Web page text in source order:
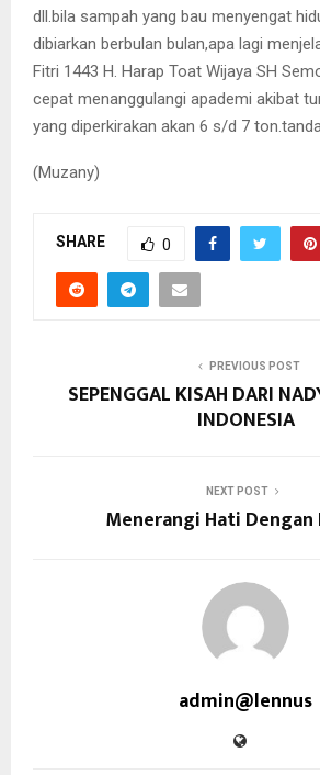
dll.bila sampah yang bau menyengat
dibiarkan berbulan bulan,apa lagi
Fitri 1443 H. Harap Toat Wijaya SH
cepat menanggulangi apademi akibat
yang diperkirakan akan 6 s/d 7
(Muzany)
SHARE 0
PREVIOUS POST
SEPENGGAL KISAH DARI
INDONESIA
NEXT POST
Menerangi Hati Dengan
admin@lennus